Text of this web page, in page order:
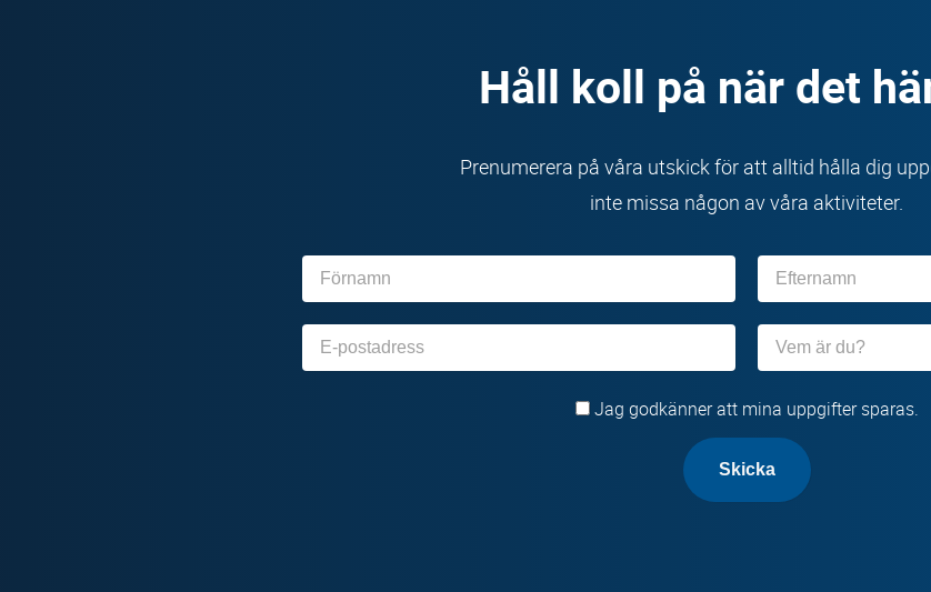
Håll koll på när det
Prenumerera på våra utskick för att alltid hålla dig
inte missa någon av våra aktiviteter.
Förnamn Efternamn
post
Organisation
Jag godkänner att mina uppgifter sparas.